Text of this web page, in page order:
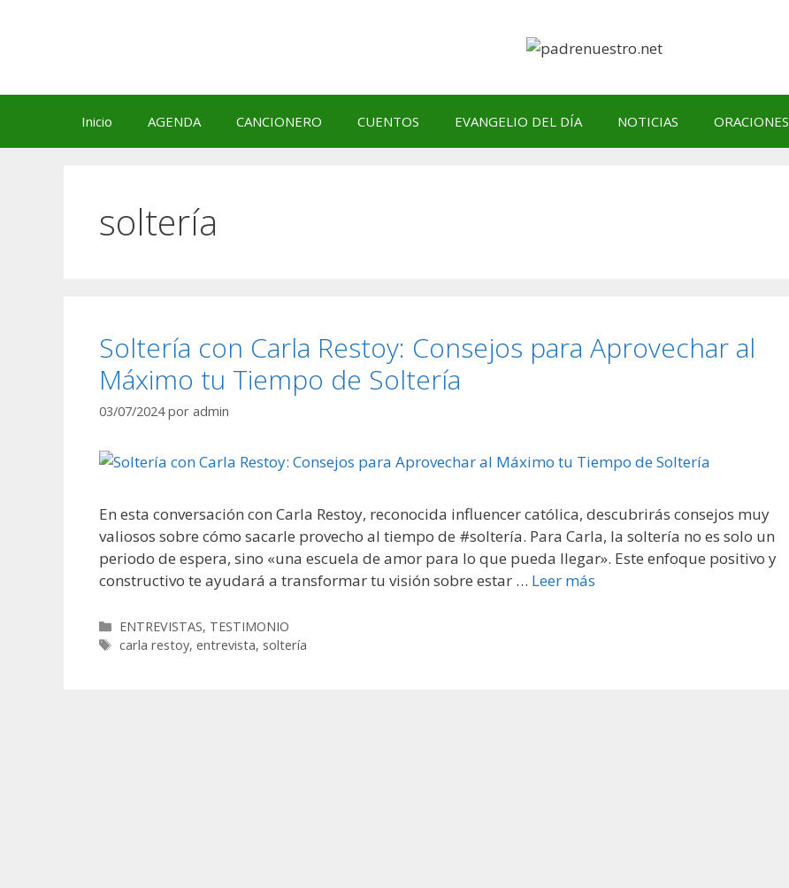
Inicio AGENDA CANCIONERO CUENTOS EVANGELIO DEL DÍA NOTICIAS ORACIONES
soltería
Soltería con Carla Restoy: Consejos para Aprovechar al
Máximo tu Tiempo de Soltería
03/07/2024 por admin
En esta conversación con Carla Restoy, reconocida influencer católica, descubrirás consejos muy
valiosos sobre cómo sacarle provecho al tiempo de #soltería. Para Carla, la soltería no es solo un
periodo de espera, sino «una escuela de amor para lo que pueda llegar». Este enfoque positivo y
constructivo te ayudará a transformar tu visión sobre estar … Leer más
Categorías
ENTREVISTAS, TESTIMONIO
Etiquetas
carla restoy,entrevista, soltería